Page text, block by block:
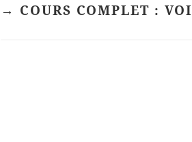
→ COURS COMPLET :